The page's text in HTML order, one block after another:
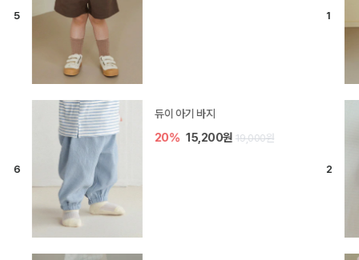
듀이 아기 바지
20% 15,200원 19,000원